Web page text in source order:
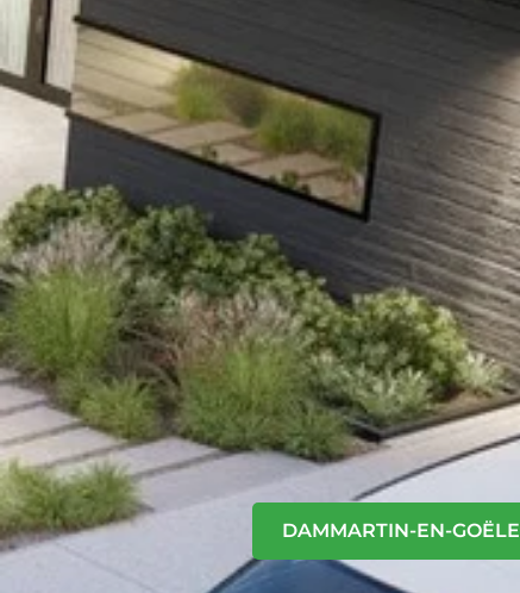
DAMMARTIN-EN-GOËLE